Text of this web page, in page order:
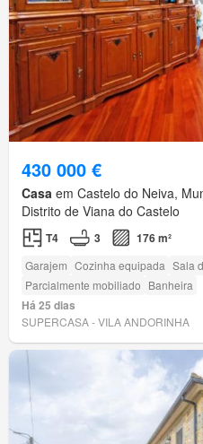
430 000 €
Casa em Castelo do Neiva,
Distrito de Viana do Castelo
T4 3 176 m²
Garajem Cozinha equipada Sala
Parcialmente mobiliado Banheira
Há 25 dias
SUPERCASA - VILA ANDORINHA